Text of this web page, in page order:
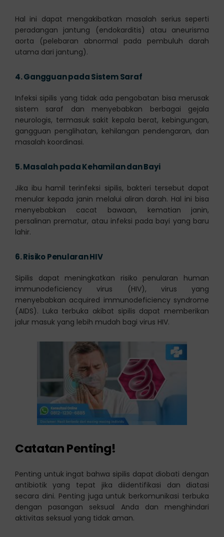
Hal ini dapat mengakibatkan masalah serius seperti
peradangan jantung (endokarditis) atau aneurisma
aorta (pelebaran abnormal pada pembuluh darah
utama dari jantung).
4.Gangguan pada Sistem Saraf
Infeksi sipilis yang tidak ada pengobatan bisa merusak
sistem saraf dan menyebabkan berbagai gejala
neurologis, termasuk sakit kepala berat, kebingungan,
gangguan penglihatan, kehilangan pendengaran, dan
masalah koordinasi.
5.Masalah pada Kehamilan dan Bayi
Jika ibu hamil terinfeksi sipilis, bakteri tersebut dapat
menular kepada janin melalui aliran darah. Hal ini bisa
menyebabkan cacat bawaan, kematian janin,
persalinan prematur, atau infeksi pada bayi yang baru
lahir.
6.Risiko Penularan HIV
Sipilis dapat meningkatkan risiko penularan human
immunodeficiency virus (HIV), virus yang
menyebabkan acquired immunodeficiency syndrome
(AIDS). Luka terbuka akibat sipilis dapat memberikan
jalur masuk yang lebih mudah bagi virus HIV.
Catatan Penting!
Penting untuk ingat bahwa sipilis dapat diobati dengan
antibiotik yang tepat jika diidentifikasi dan diatasi
secara dini. Penting juga untuk berkomunikasi terbuka
dengan pasangan seksual Anda dan menghindari
aktivitas seksual yang tidak aman.